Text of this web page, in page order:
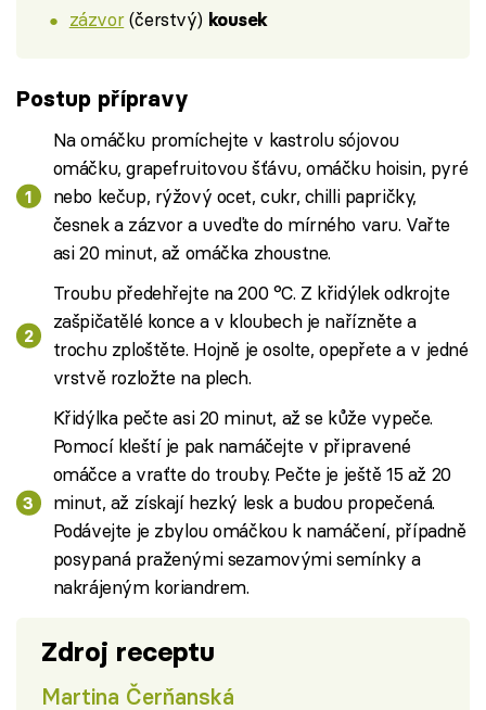
zázvor(čerstvý) kousek
Postup přípravy
Na omáčku promíchejte v kastrolu sójovou
omáčku, grapefruitovou šťávu, omáčku hoisin, pyré
nebo kečup, rýžový ocet, cukr, chilli papričky,
česnek a zázvor a uveďte do mírného varu. Vařte
asi 20 minut, až omáčka zhoustne.
Troubu předehřejte na 200 °C. Z křidýlek odkrojte
zašpičatělé konce a v kloubech je nařízněte a
trochu zploštěte. Hojně je osolte, opepřete a v jedné
vrstvě rozložte na plech.
Křidýlka pečte asi 20 minut, až se kůže vypeče.
Pomocí kleští je pak namáčejte v připravené
omáčce a vraťte do trouby. Pečte je ještě 15 až 20
minut, až získají hezký lesk a budou propečená.
Podávejte je zbylou omáčkou k namáčení, případně
posypaná praženými sezamovými semínky a
nakrájeným koriandrem.
Zdroj receptu
Martina Čerňanská